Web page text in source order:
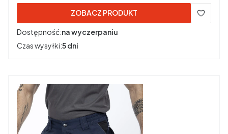
ZOBACZ PRODUKT
Dostępność:na wyczerpaniu
Czas wysyłki:5 dni